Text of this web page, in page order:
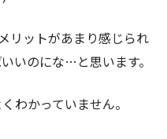
リットがあまり感じられ
いのにな…と思います。
わかっていません。